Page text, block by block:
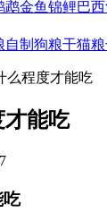
鹉金鱼锦鲤巴
自制狗粮干猫粮
么程度才能吃
才能吃
吃